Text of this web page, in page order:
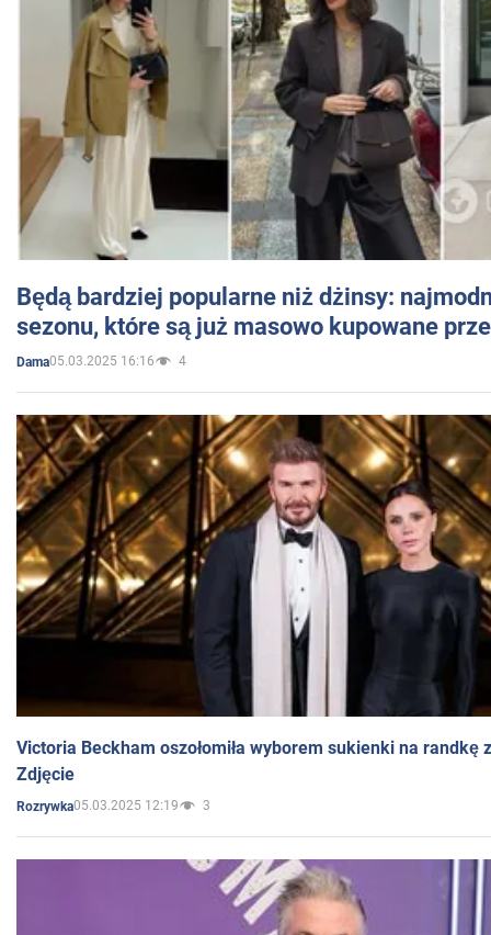
Będą bardziej popularne niż dżinsy:
sezonu, które są już masowo kupowane
Dama05.03.2025 16:16 4
Victoria Beckham oszołomiła wyborem sukienki na randkę
Zdjęcie
Rozrywka05.03.2025 12:19 3